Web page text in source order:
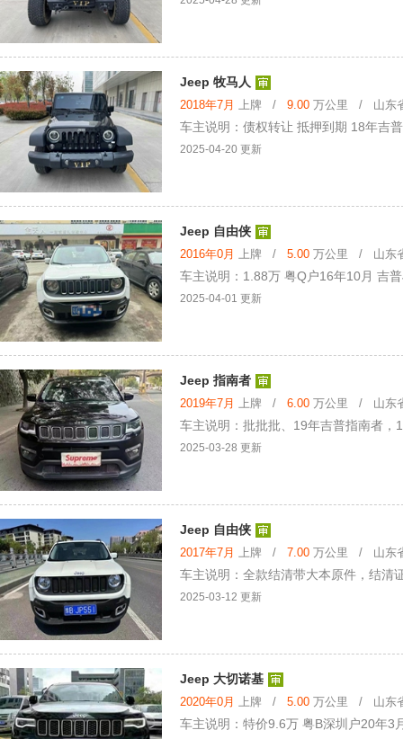
Jeep 牧马人
2018年7月 上牌 / 9.00 万公里 / 山东省
车主说明：债权转让 抵押到期 18年吉
2025-04-20 更新
Jeep 自由侠
2016年0月 上牌 / 5.00 万公里 / 山东省
车主说明：1.88万 粤Q户16年10月 吉
2025-04-01 更新
Jeep 指南者
2019年7月 上牌 / 6.00 万公里 / 山东省
车主说明：批批批、19年吉普指南者，
2025-03-28 更新
Jeep 自由侠
2017年7月 上牌 / 7.00 万公里 / 山东省
车主说明：全款结清带大本原件，结清
2025-03-12 更新
Jeep 大切诺基
2020年0月 上牌 / 5.00 万公里 / 山东省
车主说明：特价9.6万 粤B深圳户20年3